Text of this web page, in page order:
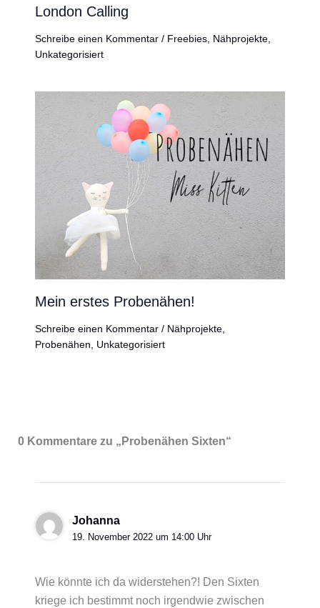
London Calling
Schreibe einen Kommentar / Freebies, Nähprojekte,
Unkategorisiert
Mein erstes Probenähen!
Schreibe einen Kommentar / Nähprojekte,
Probenähen, Unkategorisiert
0 Kommentare zu „Probenähen Sixten“
Johanna
19. November 2022 um 14:00 Uhr
Wie könnte ich da widerstehen?! Den Sixten
kriege ich bestimmt noch irgendwie zwischen